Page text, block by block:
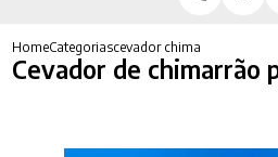
HomeCategoriascevador chimarrao
Cevador de chimarrão